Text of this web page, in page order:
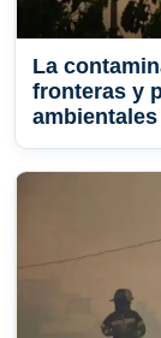
La
fronteras y